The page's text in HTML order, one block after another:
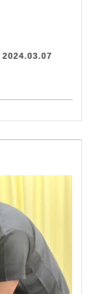
2024.03.07